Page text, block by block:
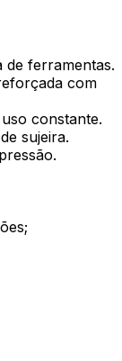
de ferramentas.
com
constante.
sujeira.